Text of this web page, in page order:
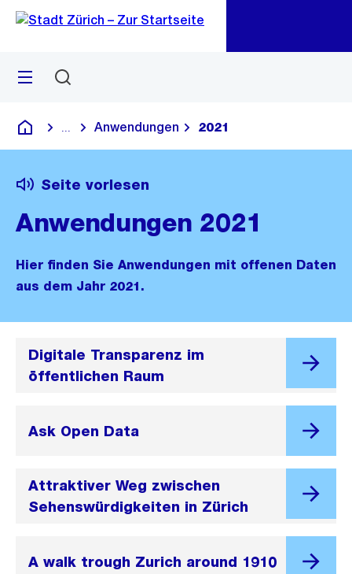
Navigation
Sprunglink
Menü
Deutsch
Blende alle Breadcrumbs ein
Anwendungen 2021
Seite vorlesen
Anwendungen 2021
Hier finden Sie Anwendungen mit offenen Daten
aus dem Jahr 2021.
Digitale Transparenz im
öffentlichen Raum
Ask Open Data
Attraktiver Weg zwischen
Sehenswürdigkeiten in Zürich
A walk trough Zurich around 1910